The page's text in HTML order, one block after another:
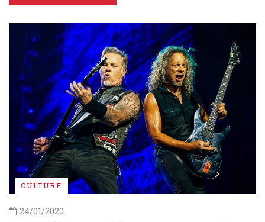
CULTURE
24/01/2020